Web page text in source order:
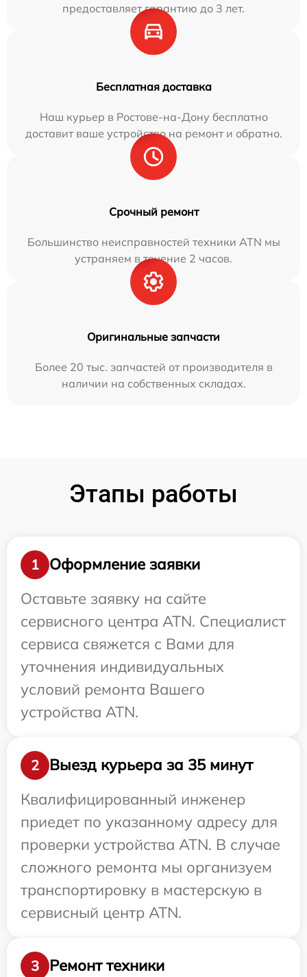
предоставляет гарантию до 3 лет.
Бесплатная доставка
Наш курьер в Ростове-на-Дону бесплатно
доставит ваше устройство на ремонт и обратно.
Срочный ремонт
Большинство неисправностей техники ATN мы
устраняем в течение 2 часов.
Оригинальные запчасти
Более 20 тыс. запчастей от производителя в
наличии на собственных складах.
Этапы работы
1
Оформление заявки
Оставьте заявку на сайте
сервисного центра ATN. Специалист
сервиса свяжется с Вами для
уточнения индивидуальных
условий ремонта Вашего
устройства ATN.
2
Выезд курьера за 35 минут
Квалифицированный инженер
приедет по указанному адресу для
проверки устройства ATN. В случае
сложного ремонта мы организуем
транспортировку в мастерскую в
сервисный центр ATN.
3 Ремонт техники